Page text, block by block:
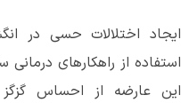
ایجاد اختلالات حسی در
استفاده‌ از راهکارهای
این عارضه از احساس